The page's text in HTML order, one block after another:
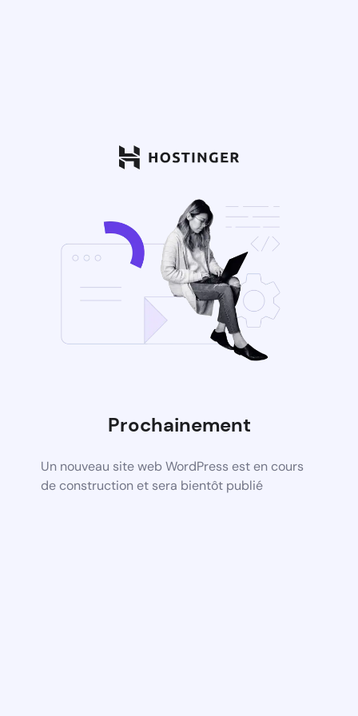
Prochainement
Un nouveau site web WordPress est en cours
de construction et sera bientôt publié